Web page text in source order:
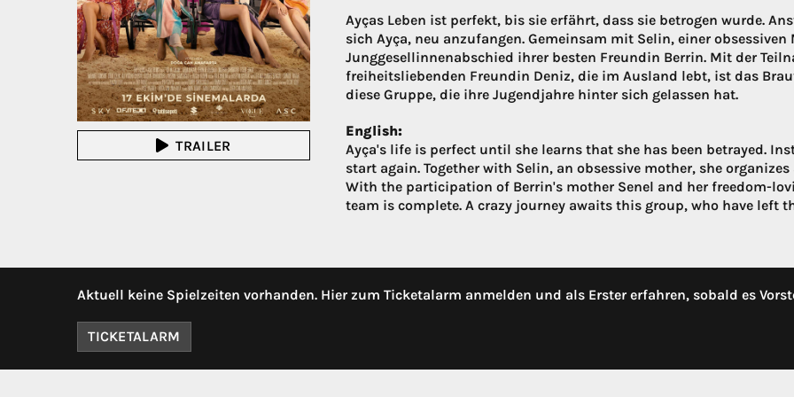
TRAILER
Ayças Leben ist perfekt, bis sie erfährt, dass sie betrogen wurde.
sich Ayça, neu anzufangen. Gemeinsam mit Selin, einer
Junggesellinnenabschied ihrer besten Freundin Berrin. Mit der
freiheitsliebenden Freundin Deniz, die im Ausland lebt, ist das
diese Gruppe, die ihre Jugendjahre hinter sich gelassen hat.
English:
Ayça's life is perfect until she learns that she has been betrayed.
start again. Together with Selin, an obsessive mother, she
With the participation of Berrin's mother Senel and her freedom-
team is complete. A crazy journey awaits this group, who have left
Aktuell keine Spielzeiten vorhanden. Hier zum Ticketalarm anmelden und als Erster erfahren, sobald es
TICKETALARM